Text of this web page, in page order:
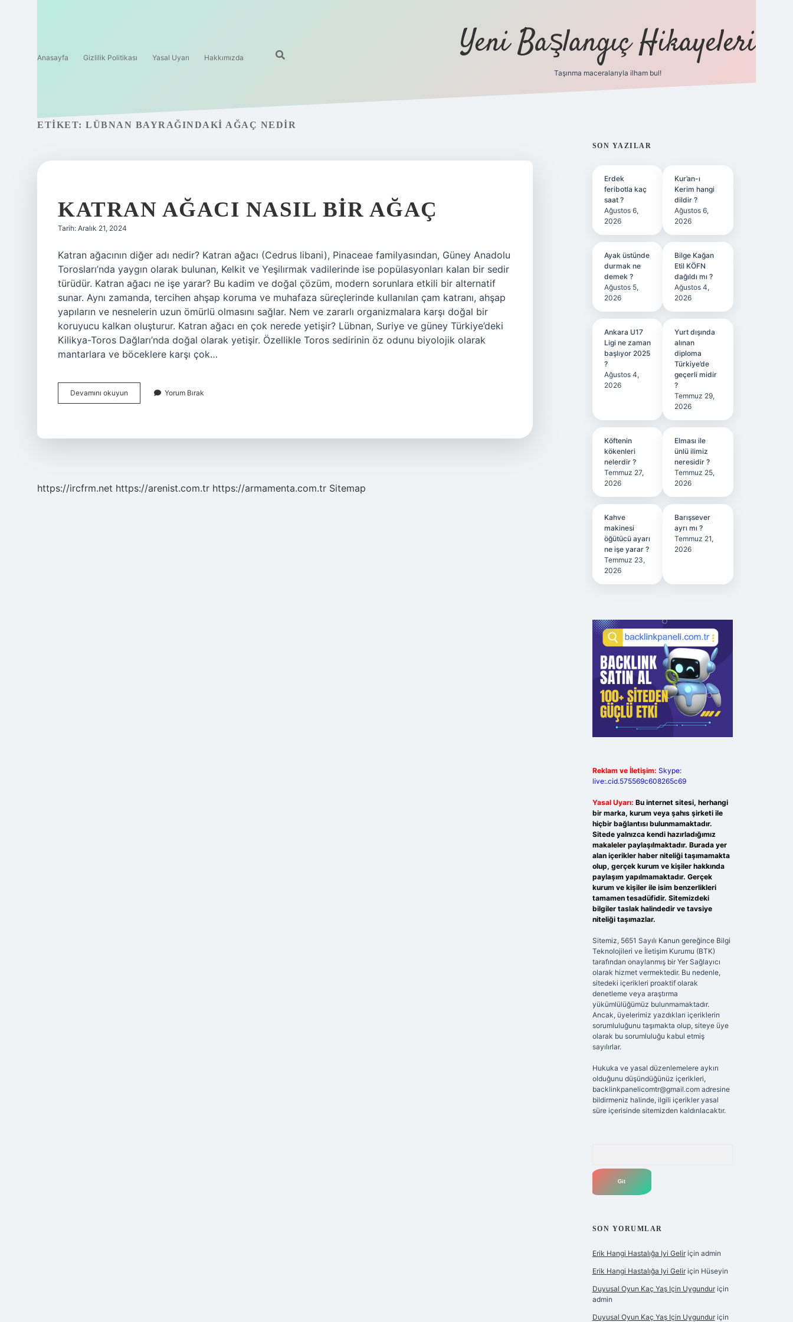
Anasayfa Gizlilik Politikası Yasal Uyarı Hakkımızda Yeni Başlangıç Hikayeleri
Taşınma maceralarıyla ilham bul!
ETIKET: LÜBNAN BAYRAĞINDAKI AĞAÇ NEDIR
KATRAN AĞACI NASIL BIR AĞAÇ
Tarih: Aralık 21, 2024
Katran ağacının diğer adı nedir? Katran ağacı (Cedrus libani), Pinaceae familyasından, Güney Anadolu
Torosları’nda yaygın olarak bulunan, Kelkit ve Yeşilırmak vadilerinde ise popülasyonları kalan bir sedir
türüdür. Katran ağacı ne işe yarar? Bu kadim ve doğal çözüm, modern sorunlara etkili bir alternatif
sunar. Aynı zamanda, tercihen ahşap koruma ve muhafaza süreçlerinde kullanılan çam katranı, ahşap
yapıların ve nesnelerin uzun ömürlü olmasını sağlar. Nem ve zararlı organizmalara karşı doğal bir
koruyucu kalkan oluşturur. Katran ağacı en çok nerede yetişir? Lübnan, Suriye ve güney Türkiye’deki
Kilikya-Toros Dağları’nda doğal olarak yetişir. Özellikle Toros sedirinin öz odunu biyolojik olarak
mantarlara ve böceklere karşı çok…
Devamını okuyun
Ağacı
Yorum Bırak
https://ircfrm.net https://arenist.com.tr https://armamenta.com.tr Sitemap
SIDEBAR
SON YAZILAR
Erdek
feribotla kaç
saat ?
Ağustos 6,
2026
Kur’an-ı
Kerim hangi
dildir ?
Ağustos 6,
2026
Ayak üstünde
durmak ne
demek ?
Ağustos 5,
2026
Bilge Kağan
Etil KÖFN
dağıldı mı ?
Ağustos 4,
2026
Ankara U17
Ligi ne zaman
başlıyor 2025
?
Ağustos 4,
2026
Yurt dışında
alınan
diploma
Türkiye’de
geçerli midir
?
Temmuz 29,
2026
Köftenin
kökenleri
nelerdir ?
Temmuz 27,
2026
Elması ile
ünlü ilimiz
neresidir ?
Temmuz 25,
2026
Kahve
makinesi
öğütücü ayarı
ne işe yarar ?
Temmuz 23,
2026
Barışsever
ayrı mı ?
Temmuz 21,
2026
Reklam ve İletişim: Skype:
live:.cid.575569c608265c69
Yasal Uyarı: Bu internet sitesi, herhangi
bir marka, kurum veya şahıs şirketi ile
hiçbir bağlantısı bulunmamaktadır.
Sitede yalnızca kendi hazırladığımız
makaleler paylaşılmaktadır. Burada yer
alan içerikler haber niteliği taşımamakta
olup, gerçek kurum ve kişiler hakkında
paylaşım yapılmamaktadır. Gerçek
kurum ve kişiler ile isim benzerlikleri
tamamen tesadüfidir. Sitemizdeki
bilgiler taslak halindedir ve tavsiye
niteliği taşımazlar.
Sitemiz, 5651 Sayılı Kanun gereğince Bilgi
Teknolojileri ve İletişim Kurumu (BTK)
tarafından onaylanmış bir Yer Sağlayıcı
olarak hizmet vermektedir. Bu nedenle,
sitedeki içerikleri proaktif olarak
denetleme veya araştırma
yükümlülüğümüz bulunmamaktadır.
Ancak, üyelerimiz yazdıkları içeriklerin
sorumluluğunu taşımakta olup, siteye üye
olarak bu sorumluluğu kabul etmiş
sayılırlar.
Hukuka ve yasal düzenlemelere aykırı
olduğunu düşündüğünüz içerikleri,
backlinkpanelicomtr@gmail.comadresine
bildirmeniz halinde, ilgili içerikler yasal
süre içerisinde sitemizden kaldırılacaktır.
SON YORUMLAR
Erik Hangi Hastalığa Iyi Geliriçin admin
Erik Hangi Hastalığa Iyi Geliriçin Hüseyin
Duyusal Oyun Kaç Yaş Için Uygunduriçin
admin
Duyusal Oyun Kaç Yaş Için Uygunduriçin